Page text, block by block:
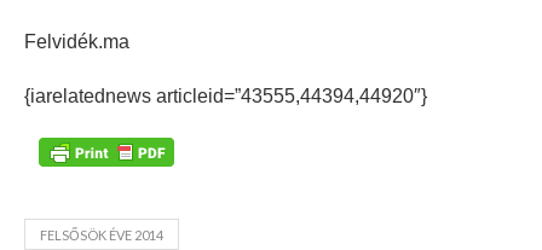
Felvidék.ma
{iarelatednews articleid=”43555,44394,44920″}
FELSŐSÖK ÉVE 2014